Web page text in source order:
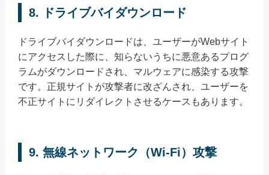
8. ドライブバイダウンロード
ドライブバイダウンロードは、ユーザーがWebサイト
にアクセスした際に、知らないうちに悪意あるプログ
ラムがダウンロードされ、マルウェアに感染する攻撃
です。正規サイトが攻撃者に改ざんされ、ユーザーを
不正サイトにリダイレクトさせるケースもあります。
9. 無線ネットワーク（Wi-Fi）攻撃